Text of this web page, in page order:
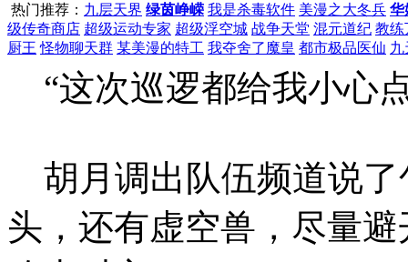
热门推荐： 九层天界 绿茵峥嵘 我是杀毒软件 美漫之大冬兵 华
级传奇商店 超级运动专家 超级浮空城 战争天堂 混元道纪 教练
厨王 怪物聊天群 某美漫的特工 我夺舍了魔皇 都市极品医仙 九
“这次巡逻都给我小心
胡月调出队伍频道说了
头，还有虚空兽，尽量